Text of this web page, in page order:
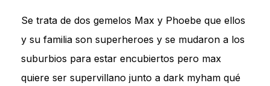
Se trata de dos gemelos Max y Phoebe que ellos
y su familia son superheroes y se mudaron a los
suburbios para estar encubiertos pero max
quiere ser supervillano junto a dark myham qué